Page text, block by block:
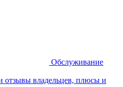
Обслуживание
отзывы владельцев, плюсы и